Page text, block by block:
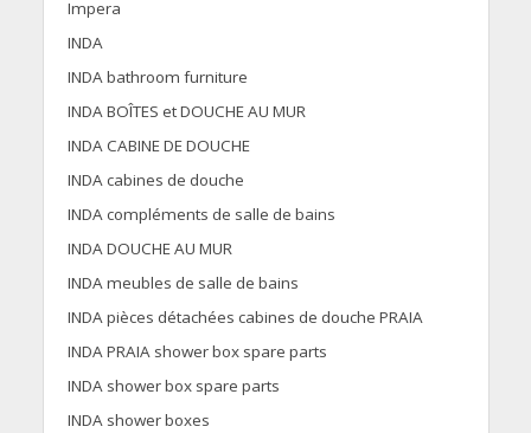
Impera
INDA
INDA bathroom furniture
INDA BOÎTES et DOUCHE AU MUR
INDA CABINE DE DOUCHE
INDA cabines de douche
INDA compléments de salle de bains
INDA DOUCHE AU MUR
INDA meubles de salle de bains
INDA pièces détachées cabines de douche PRAIA
INDA PRAIA shower box spare parts
INDA shower box spare parts
INDA shower boxes